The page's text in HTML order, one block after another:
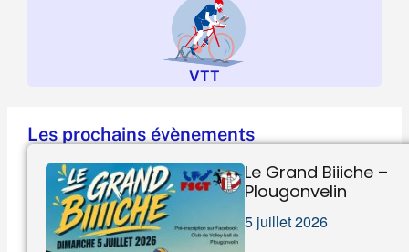
VTT
Les prochains évènements
Le Grand Biiiche –
Plougonvelin
5 juillet 2026